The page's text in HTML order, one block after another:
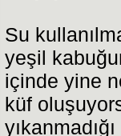
Su
yeşil
içinde yine
küf